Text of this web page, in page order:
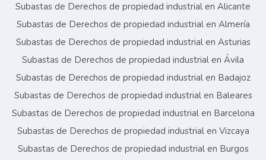
Subastas de Derechos de propiedad industrial en Alicante
Subastas de Derechos de propiedad industrial en Almería
Subastas de Derechos de propiedad industrial en Asturias
Subastas de Derechos de propiedad industrial en Ávila
Subastas de Derechos de propiedad industrial en Badajoz
Subastas de Derechos de propiedad industrial en Baleares
Subastas de Derechos de propiedad industrial en Barcelona
Subastas de Derechos de propiedad industrial en Vizcaya
Subastas de Derechos de propiedad industrial en Burgos